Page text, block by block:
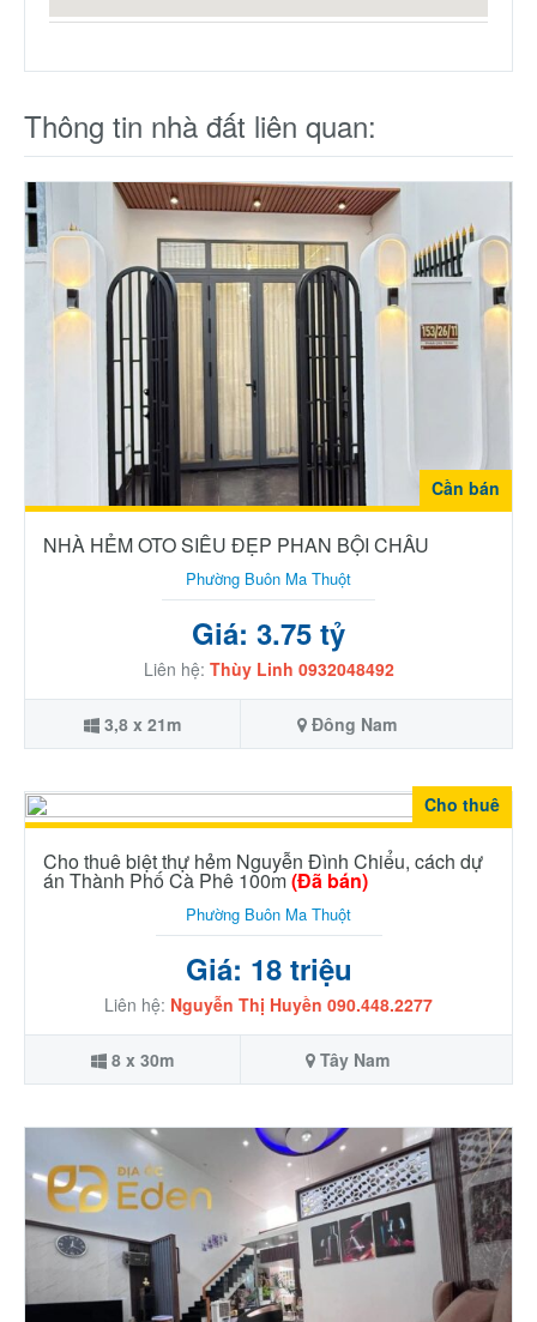
Thông tin nhà đất liên quan:
Cần bán
NHÀ HẺM OTO SIÊU ĐẸP PHAN BỘI CHÂU
Phường Buôn Ma Thuột
Giá: 3.75 tỷ
Liên hệ: Thùy Linh 0932048492
3,8 x 21m Đông Nam
Cho thuê
Cho thuê biệt thự hẻm Nguyễn Đình Chiểu, cách dự
án Thành Phố Cà Phê 100m(Đã bán)
Phường Buôn Ma Thuột
Giá: 18 triệu
Liên hệ: Nguyễn Thị Huyền 090.448.2277
8 x 30m Tây Nam